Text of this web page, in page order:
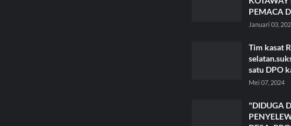
PEMACA
Januari 03,
Tim kasat
satu DPO
Mei 07, 2024
"DIDUGA